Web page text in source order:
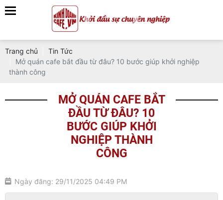
Trang chủ
Tin Tức
Mở quán cafe bắt đầu từ đâu? 10 bước giúp khởi nghiệp
thành công
MỞ QUÁN CAFE BẮT
ĐẦU TỪ ĐÂU? 10
BƯỚC GIÚP KHỞI
NGHIỆP THÀNH
CÔNG
Ngày đăng: 29/11/2025 04:49 PM